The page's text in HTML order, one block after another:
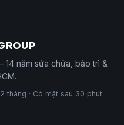
14 năm sửa chữa, bảo trì &
tháng · Có mặt sau 30 phút.